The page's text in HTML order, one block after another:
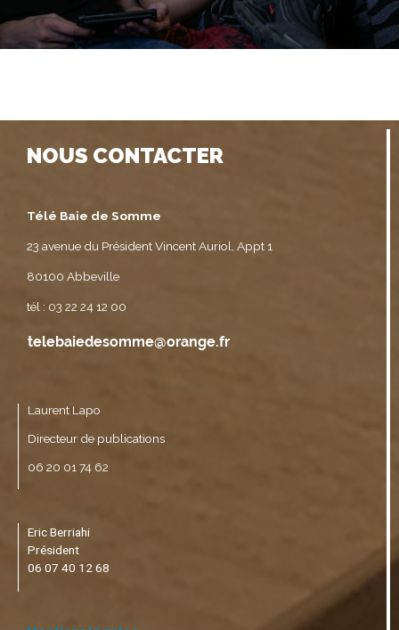
NOUS CONTACTER
Télé Baie de Somme
23 avenue du Président Vincent Auriol, Appt 1
80100 Abbeville
tél : 03 22 24 12 00
Laurent Lapo
Directeur de publications
06 20 01 74 62
Eric Berriahi
Président
06 07 40 12 68